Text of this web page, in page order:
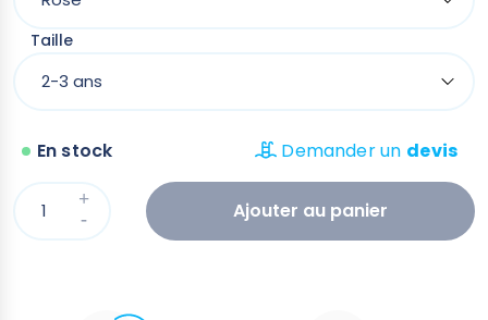
Taille
En stock Demander un devis
Ajouter au panier